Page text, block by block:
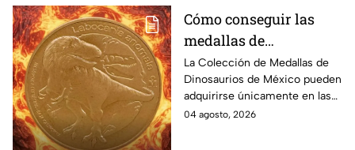
Cómo conseguir las
medallas de
Dinosaurios de México
La Colección de Medallas de
Dinosaurios de México pueden
adquirirse únicamente en las
tiendas físicas de la Casa de la
04 agosto, 2026